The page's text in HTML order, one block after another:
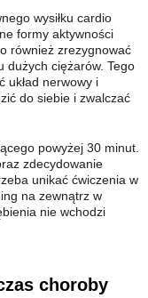
wysiłku cardio
formy aktywności
również zrezygnować
dużych ciężarów. Tego
układ nerwowy i
do siebie i zwalczać
powyżej 30 minut.
zdecydowanie
unikać ćwiczenia w
na zewnątrz w
nie wchodzi
choroby